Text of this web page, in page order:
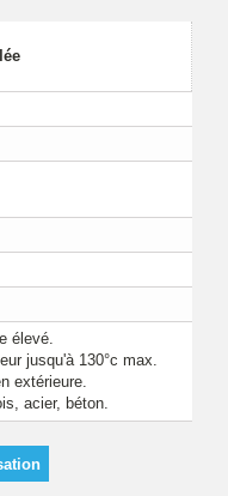
élevé.
jusqu'à 130°c max.
extérieure.
acier, béton.